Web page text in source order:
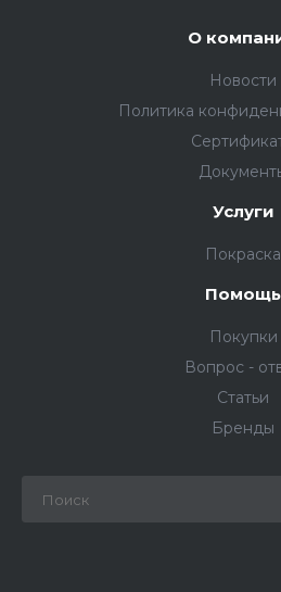
О
Новости
Политика
Услуги
Покраска
Помощь
Покупки
Вопрос -
Статьи
Бренды